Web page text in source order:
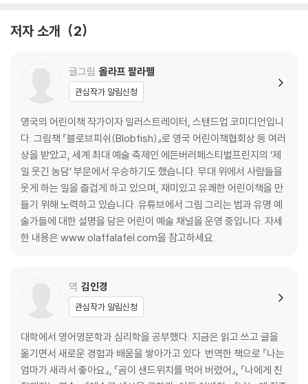
저자 소개 2
글그림 올라프 팔라펠
관심작가 알림신청
영국의 어린이책 작가이자 일러스트레이터, 스탠드업 코미디언입니
다. 그림책 『블로브피쉬(Blobfish)』로 영국 어린이책협회상 등 여러
상을 받았고, 세계 최대 예술 축제인 에든버러페스티벌프린지의 ‘제
일 웃긴 농담’ 부문에서 우승하기도 했습니다. 무대 위에서 사람들을
웃게 하는 일을 즐겁게 하고 있으며, 재미있고 유쾌한 어린이책을 만
들기 위해 노력하고 있습니다. 유튜브에서 그림 그리는 법과 유명 예
술가들에 대한 설명을 담은 어린이 예술 채널을 운영 중입니다. 자세
한 내용은 www.olaffalafel.com을 참고하세요.
역 김인경
관심작가 알림신청
대학에서 영어영문학과 심리학을 공부했다. 지금은 읽고 쓰고 글을
옮기면서 새로운 경험과 배움을 쌓아가고 있다. 번역한 책으로 『나는
엄마가 새라서 좋아요』, 『곰이 샌드위치를 먹어 버렸어』, 『나에게 친